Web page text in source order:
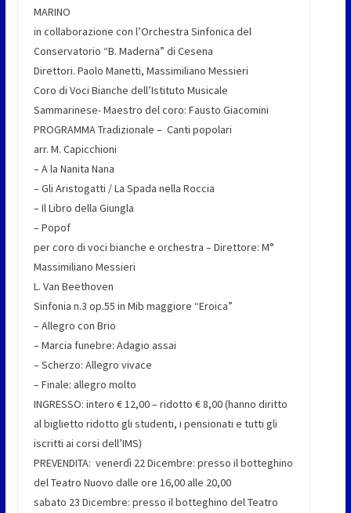
MARINO
in collaborazione con l’Orchestra Sinfonica del
Conservatorio “B. Maderna” di Cesena
Direttori. Paolo Manetti, Massimiliano Messieri
Coro di Voci Bianche dell’Istituto Musicale
Sammarinese- Maestro del coro: Fausto Giacomini
PROGRAMMA Tradizionale – Canti popolari
arr. M. Capicchioni
– A la Nanita Nana
– Gli Aristogatti / La Spada nella Roccia
– Il Libro della Giungla
– Popof
per coro di voci bianche e orchestra – Direttore: M°
Massimiliano Messieri
L. Van Beethoven
Sinfonia n.3 op.55 in Mib maggiore “Eroica”
– Allegro con Brio
– Marcia funebre: Adagio assai
– Scherzo: Allegro vivace
– Finale: allegro molto
INGRESSO: intero € 12,00 – ridotto € 8,00 (hanno diritto
al biglietto ridotto gli studenti, i pensionati e tutti gli
iscritti ai corsi dell’IMS)
PREVENDITA: venerdì 22 Dicembre: presso il botteghino
del Teatro Nuovo dalle ore 16,00 alle 20,00
sabato 23 Dicembre: presso il botteghino del Teatro